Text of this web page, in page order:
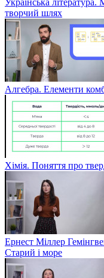
творчий шлях
Алгебра. Елементи
Хімія. Поняття про
Ернест Міллер
Старий і море